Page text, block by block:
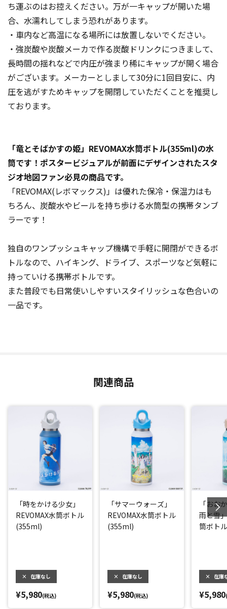
ち運ぶのはお控えください。万が一キャップが開いた場
合、水濡れしてしまう恐れがあります。
・車内など高温になる場所には放置しないでください。
・強炭酸や炭酸メーカで作る炭酸ドリンクにつきまして、
長時間の揺れなどで内圧が強まり稀にキャップが開く場合
がございます。メーカーとしまして30分に1回目安に、内
圧を逃がすためキャップを開閉していただくことを推奨し
ております。
「竜とそばかすの姫」REVOMAX水筒ボトル(355ml)の水
筒です！ポスタービジュアルが前面にデザインされたスタ
ジオ地図ファン必見の商品です。
「REVOMAX(レボマックス)」は優れた保冷・保温力はも
ちろん、炭酸水やビールを持ち歩ける水筒型の携帯タンブ
ラーです！
独自のワンプッシュキャップ機構で手軽に開閉ができるボ
トルなので、ハイキング、ドライブ、スポーツなど気軽に
持っていける携帯ボトルです。
また普段でも日常使いしやすいスタイリッシュな色合いの
一品です。
関連商品
「時をかける少女」
REVOMAX水筒ボトル
(355ml)
× 在庫なし
¥5,980(税込)
「サマーウォーズ」
REVOMAX水筒ボトル
(355ml)
× 在庫なし
¥5,980(税込)
「おお
雨と雪
筒ボト
× 在庫
¥5,980